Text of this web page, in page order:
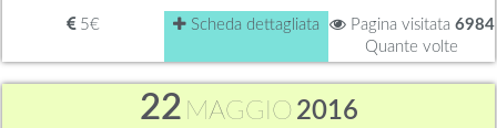
5€ Scheda dettagliata Pagina visitata 6984
Quante volte
22 MAGGIO 2016